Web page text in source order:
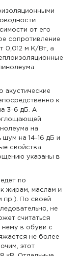
от его
сопротивление
0,012 м К/Вт, а
акустические
к
3-6 дБ. А
на
шум на 14-16 дБ и
свойства
указаны в
по
жирам, маслам и
пр.). По своей
не
считаться
в обуви с
не более
этот